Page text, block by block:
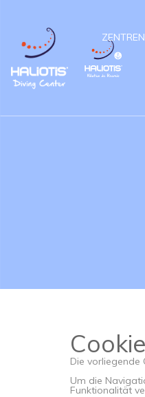
ZENTREN
Die vorliegende
Um die
Funktionalität